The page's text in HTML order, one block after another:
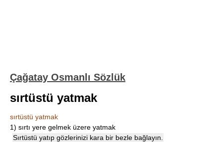
Çağatay Osmanlı Sözlük
sırtüstü yatmak
sırtüstü yatmak
1) sırtı yere gelmek üzere yatmak
Sırtüstü yatıp gözlerinizi kara bir bezle bağlayın.